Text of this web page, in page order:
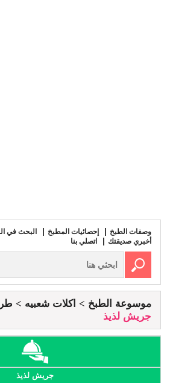
وصفات الطبخ إحصائيات المطبخ البحث في
أخبري صديقتك
اتصلي بنا
موسوعة الطبخ اكلات شعبيه
جريش لذيذ
جريش لذيذ